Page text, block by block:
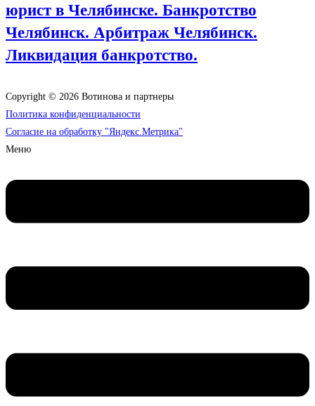
юрист в Челябинске. Банкротство
Челябинск. Арбитраж Челябинск.
Ликвидация банкротство.
Copyright © 2026 Вотинова и партнеры
Политика конфиденциальности
Согласие на обработку "Яндекс.Метрика"
Меню